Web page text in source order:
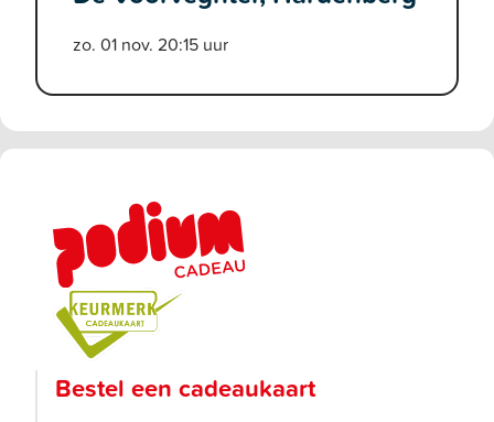
zo. 01 nov. 20:15 uur
Bestel een cadeaukaart